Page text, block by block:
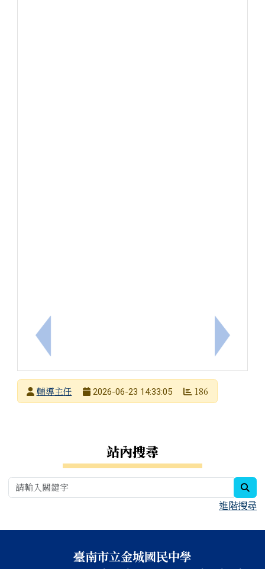
上一筆：中華覺知教育關懷協會辦理《成大一日大
下一筆：
發布者輔導主任
2026-06-23 14:33:05 186
站內搜尋
進階搜尋
頁尾區域內容臺南市立金城國民中學